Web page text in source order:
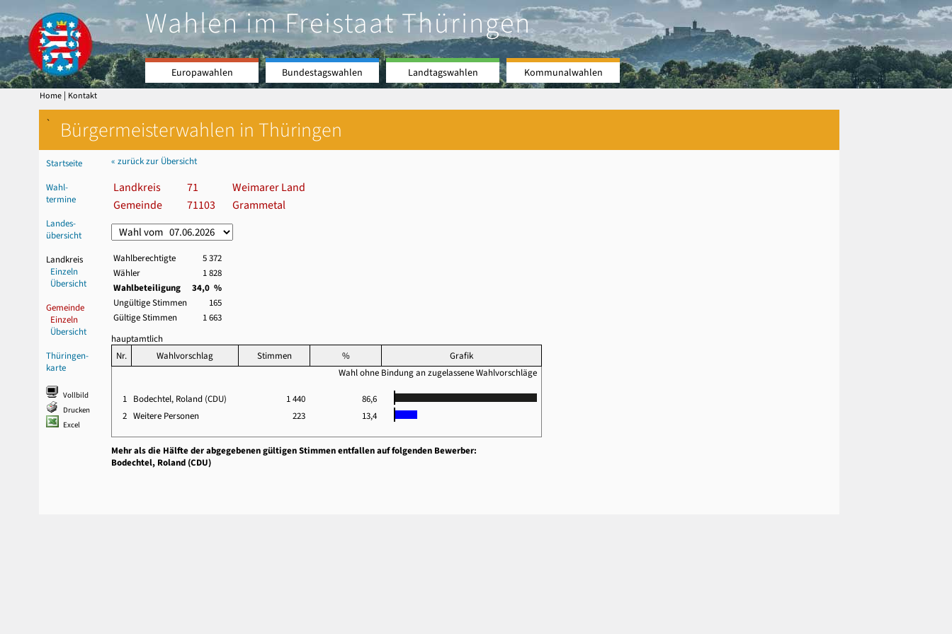
Wahlen im Freistaat Thüringen
Europawahlen Bundestagswahlen Landtagswahlen Kommunalwahlen
Home | Kontakt
` Bürgermeisterwahlen in Thüringen
Startseite
Wahl-
termine
Landes-
übersicht
Landkreis
Einzeln
Übersicht
Gemeinde
Einzeln
Übersicht
Thüringen-
karte
Vollbild
Drucken
Excel
« zurück zur Übersicht
Landkreis 71
Weimarer Land
Gemeinde
71103 Grammetal
Wahlberechtigte
5 372
Wähler
1 828
Wahlbeteiligung
34,0 %
Ungültige Stimmen
165
Gültige Stimmen
1 663
hauptamtlich
Nr.
Wahlvorschlag Stimmen %
Grafik
Wahl ohne Bindung an zugelassene Wahlvorschläge
1 Bodechtel, Roland (CDU) 1 440
86,6
2 Weitere Personen 223 13,4
Mehr als die Hälfte der abgegebenen gültigen Stimmen entfallen auf folgenden Bewerber:
Bodechtel, Roland (CDU)